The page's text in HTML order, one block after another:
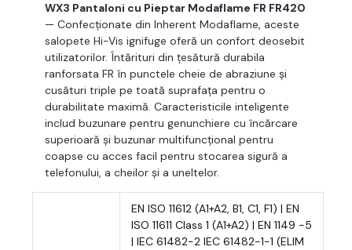
WX3 Pantaloni cu Pieptar Modaflame FR FR420
— Confecționate din Inherent Modaflame, aceste
salopete Hi-Vis ignifuge oferă un confort deosebit
utilizatorilor. Întărituri din țesătură durabila
ranforsata FR în punctele cheie de abraziune și
cusături triple pe toată suprafața pentru o
durabilitate maximă. Caracteristicile inteligente
includ buzunare pentru genunchiere cu încărcare
superioară și buzunar multifuncțional pentru
coapse cu acces facil pentru stocarea sigură a
telefonului, a cheilor și a uneltelor.
EN ISO 11612 (A1+A2, B1, C1, F1) | EN
ISO 11611 Class 1 (A1+A2) | EN 1149 -5
| IEC 61482-2 IEC 61482-1-1 (ELIM